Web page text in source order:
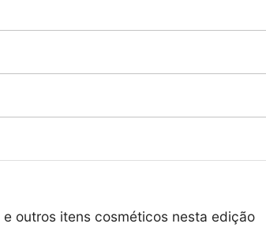
e outros itens cosméticos nesta edição